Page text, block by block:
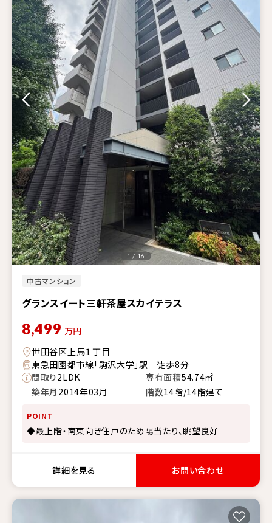
中古マンション
グランスイート三軒茶屋スカイテラス
1 / 16
8,499 万円
世田谷区上馬１丁目
東急田園都市線「駒沢大学」駅 徒歩8分
間取り2LDK 専有面積54.74㎡
築年月 2014年03月 階数14階/14階建て
POINT
◆最上階・南東向き住戸のため陽当たり、眺望良好
詳細を見る お問い合わせ